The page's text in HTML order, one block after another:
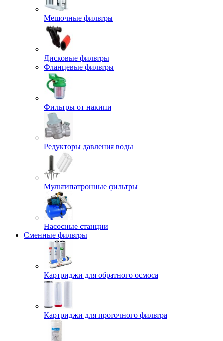
Мешочные фильтры
Дисковые фильтры
Фланцевые фильтры
Фильтры от накипи
Редукторы давления воды
Мультипатронные фильтры
Насосные станции
Сменные фильтры
Картриджи для обратного осмоса
Картриджи для проточного фильтра